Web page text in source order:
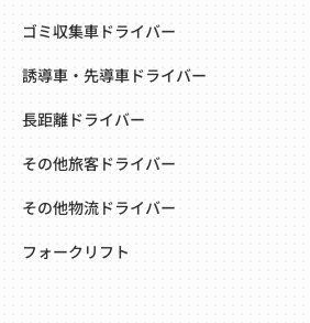
ゴミ収集車ドライバー
誘導車・先導車ドライバー
長距離ドライバー
その他旅客ドライバー
その他物流ドライバー
フォークリフト